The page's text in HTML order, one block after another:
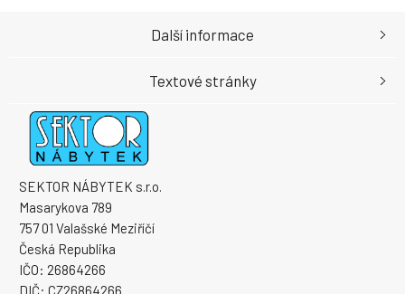
SEKTOR NÁBYTEK s.r.o.
Masarykova 789
757 01 Valašské Meziříčí
Česká Republika
IČO: 26864266
DIČ: CZ26864266
Další informace
Textové stránky